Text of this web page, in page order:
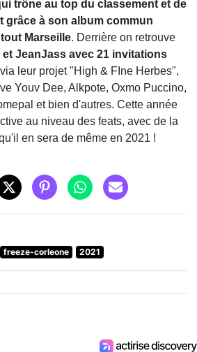
trône au top du classement et de
grâce à son album commun
Marseille. Derrière on retrouve
et JeanJass avec 21 invitations
leur projet "High & FIne Herbes",
Youv Dee, Alkpote, Oxmo Puccino,
et bien d'autres. Cette année
au niveau des feats, avec de la
en sera de même en 2021 !
freeze-corleone 2021